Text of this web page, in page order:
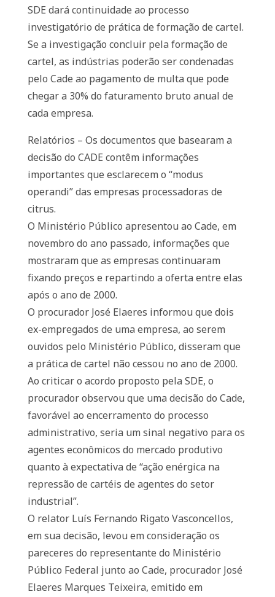
SDE dará continuidade ao processo
investigatório de prática de formação de cartel.
Se a investigação concluir pela formação de
cartel, as indústrias poderão ser condenadas
pelo Cade ao pagamento de multa que pode
chegar a 30% do faturamento bruto anual de
cada empresa.
Relatórios – Os documentos que basearam a
decisão do CADE contêm informações
importantes que esclarecem o “modus
operandi” das empresas processadoras de
citrus.
O Ministério Público apresentou ao Cade, em
novembro do ano passado, informações que
mostraram que as empresas continuaram
fixando preços e repartindo a oferta entre elas
após o ano de 2000.
O procurador José Elaeres informou que dois
ex-empregados de uma empresa, ao serem
ouvidos pelo Ministério Público, disseram que
a prática de cartel não cessou no ano de 2000.
Ao criticar o acordo proposto pela SDE, o
procurador observou que uma decisão do Cade,
favorável ao encerramento do processo
administrativo, seria um sinal negativo para os
agentes econômicos do mercado produtivo
quanto à expectativa de “ação enérgica na
repressão de cartéis de agentes do setor
industrial”.
O relator Luís Fernando Rigato Vasconcellos,
em sua decisão, levou em consideração os
pareceres do representante do Ministério
Público Federal junto ao Cade, procurador José
Elaeres Marques Teixeira, emitido em